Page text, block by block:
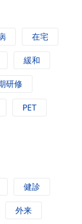
在宅
緩和
研修
PET
健診
外来